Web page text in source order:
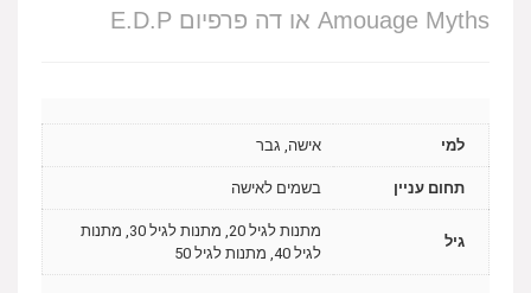
Amouage Myths או דה פרפיום E.D.P
למי אישה, גבר
תחום עניין בשמים לאישה
גיל
מתנות לגיל 20, מתנות לגיל 30, מתנות
לגיל 40, מתנות לגיל 50